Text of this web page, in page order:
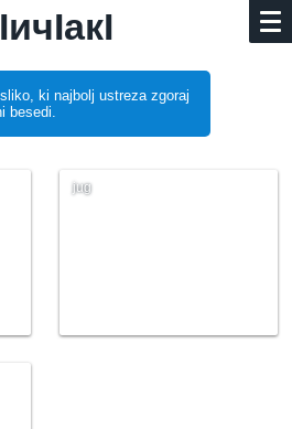
ki najbolj ustreza zgoraj
besedi.
jug